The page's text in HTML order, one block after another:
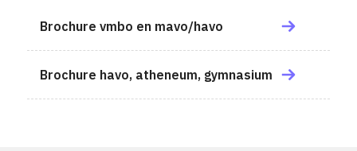
Brochure vmbo en mavo/havo
Brochure havo, atheneum, gymnasium